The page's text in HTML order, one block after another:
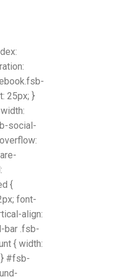
25px; }
social-
{
font-
align:
bar .fsb-
{ width:
} #fsb-